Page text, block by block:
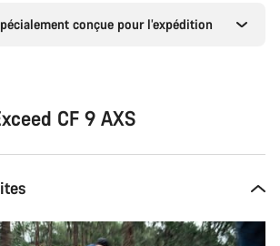
conçue pour l’expédition
CF 9 AXS